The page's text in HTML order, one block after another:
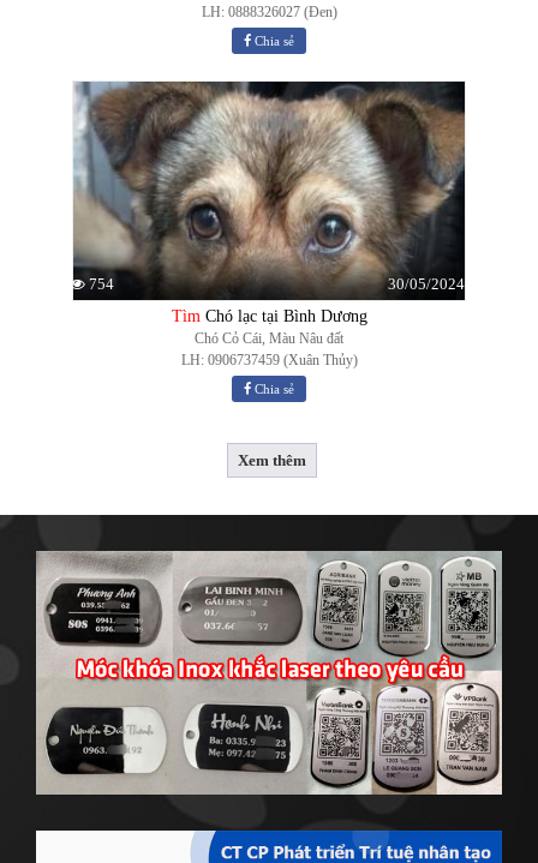
LH: 0888326027 (Đen)
Chia sẻ
754
30/05/2024
Tìm Chó lạc tại Bình Dương
Chó Cỏ Cái, Màu Nâu đất
LH: 0906737459 (Xuân Thủy)
Chia sẻ
Xem thêm